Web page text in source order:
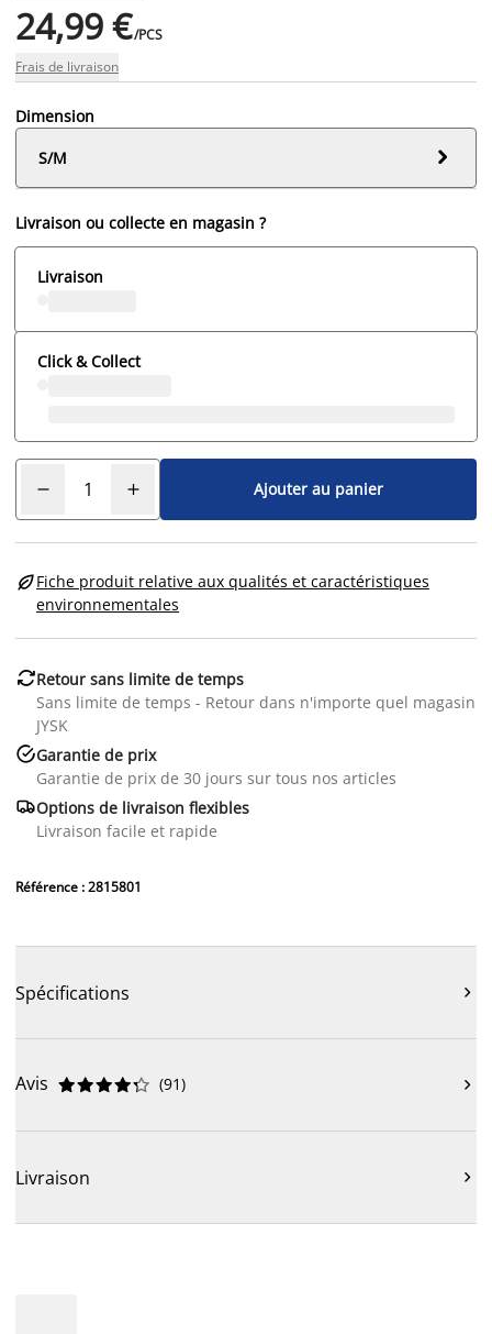
24,99 €/PCS
Frais de livraison
Dimension
S/M

Livraison ou collecte en magasin ?
Livraison
Click & Collect
Ajouter au panier
Fiche produit relative aux qualités et caractéristiques
environnementales
Retour sans limite de temps
Sans limite de temps - Retour dans n'importe quel magasin
JYSK
Garantie de prix
Garantie de prix de 30 jours sur tous nos articles
Options de livraison flexibles
Livraison facile et rapide
Référence : 2815801
Spécifications 
Avis 




 (91) 
Livraison 